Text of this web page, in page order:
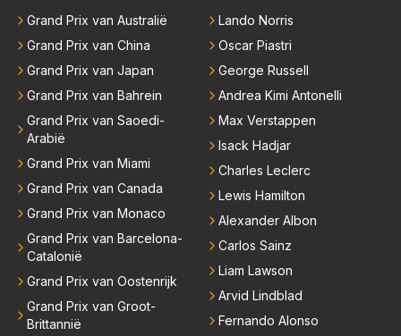
Grand Prix van Australië
Grand Prix van China
Grand Prix van Japan
Grand Prix van Bahrein
Grand Prix van Saoedi-
Arabië
Grand Prix van Miami
Grand Prix van Canada
Grand Prix van Monaco
Grand Prix van Barcelona-
Catalonië
Grand Prix van Oostenrijk
Grand Prix van Groot-
Brittannië
Lando Norris
Oscar Piastri
George Russell
Andrea Kimi Antonelli
Max Verstappen
Isack Hadjar
Charles Leclerc
Lewis Hamilton
Alexander Albon
Carlos Sainz
Liam Lawson
Arvid Lindblad
Fernando Alonso